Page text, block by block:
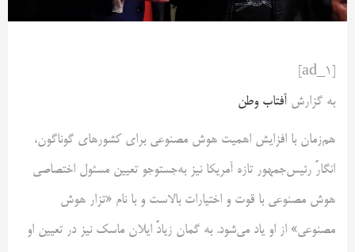
به گزارش آفتاب وطن
هم‌زمان با افزایش اهمیت هوش مصنوعی برای کشورهای گوناگون،
انگارً رئیس‌جمهور تازه آمریکا نیز به‌جستوجو تعیین مسئول اختصاصی
هوش مصنوعی با قوت و اختیارات بالاست و با نام «تزار هوش
مصنوعی» از او یاد می‌شود. به گمان زیادً ایلان ماسک نیز در تعیین او